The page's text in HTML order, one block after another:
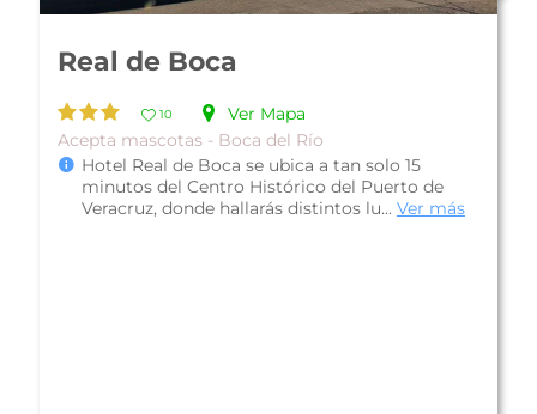
DoubleTree by Hilton Hotel
14
Ver Mapa
Familiar - Veracruz Puerto
Plan Desayuno Buffet
DoubleTree by Hilton Hotel Veracruz (antes